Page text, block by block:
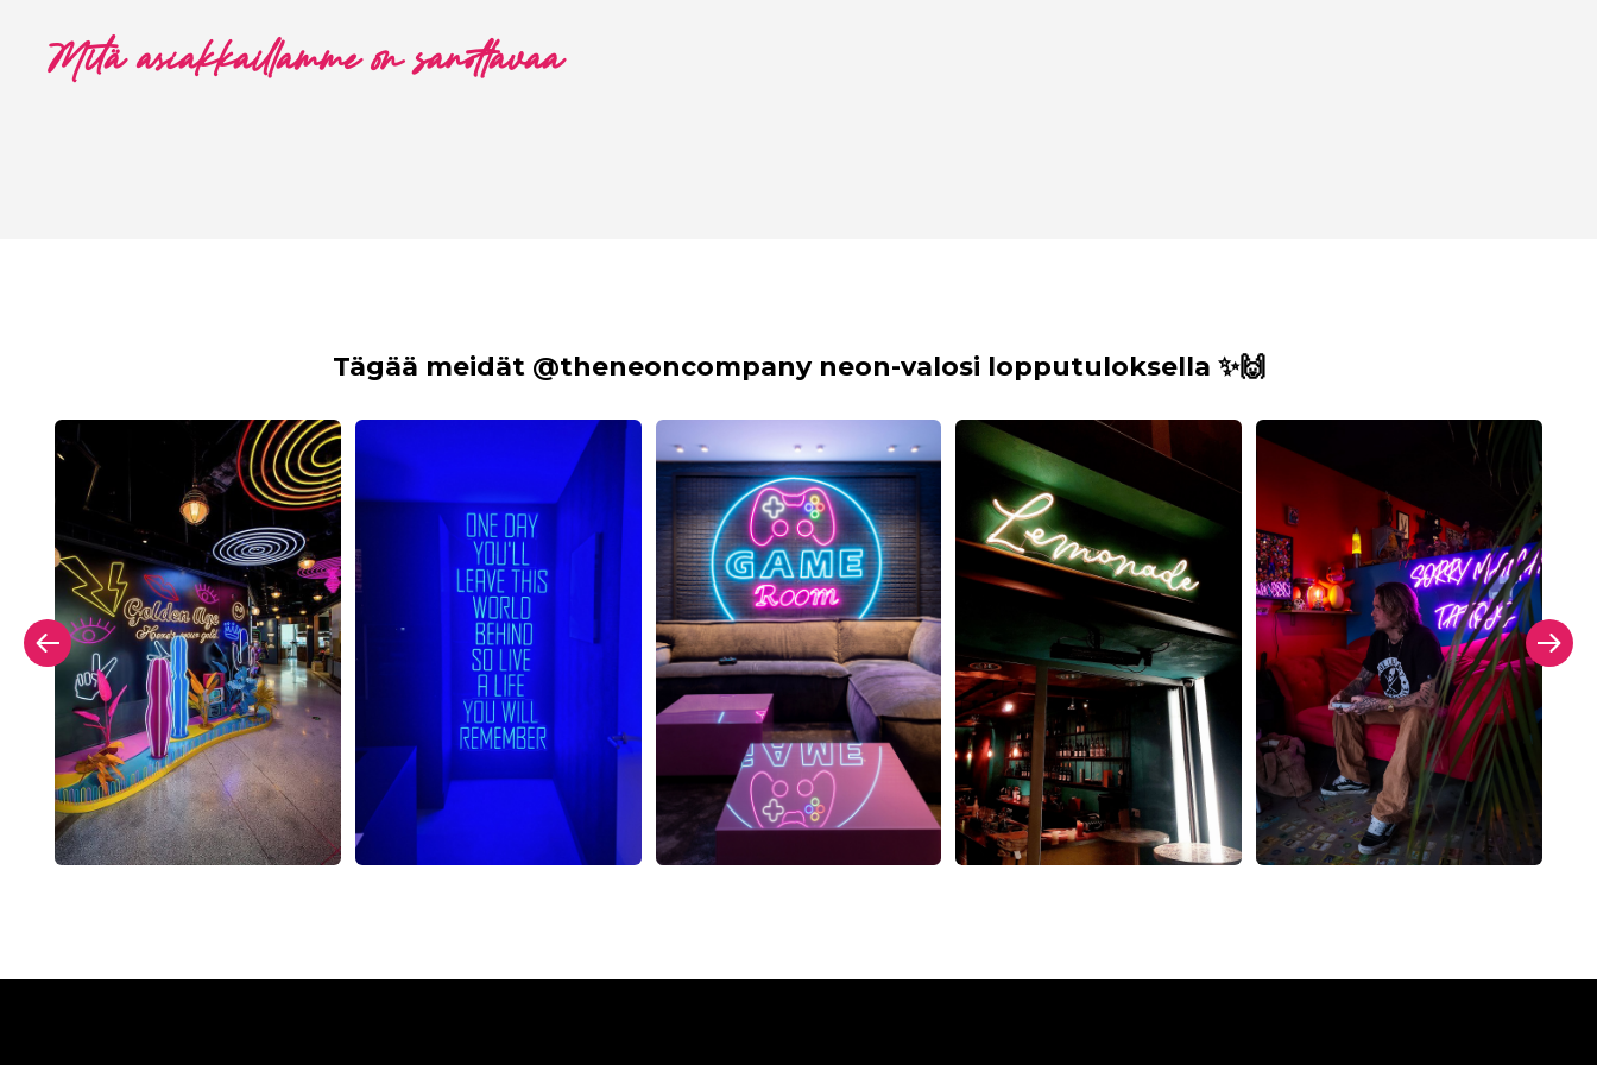
Mitä asiakkaillamme on sanottavaa
Tägää meidät @theneoncompany neon-valosi lopputuloksella ✨🙌